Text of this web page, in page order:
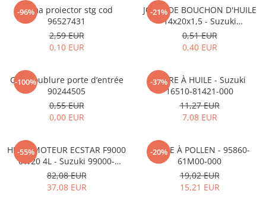
MOVANO
TIGRA-B 2004-2009
VIVARO
ZAFIRA
Mazda CX-80 KL
SX4 S-CROSS Hybrid 48V 2020-
prezent
S-CROSS HYBRID 48V 2022-prezent
VITARA Hybrid 48V 2020-prezent
VITARA Strong Hybrid 140V 2022-
SPARK M300 2010-2018
-96%
Rama proiector stg cod
96527431
2,59 EUR
0,10 EUR
-21%
JOINT DE BOUCHON D'HUILE
14x20x1,5 - Suzuki
09168M14015-000
0,51 EUR
0,40 EUR
-100%
Clip doublure porte d’entrée
90244505
0,55 EUR
0,00 EUR
-37%
FILTRE À HUILE - Suzuki
16510-81421-000
11,27 EUR
7,08 EUR
-55%
HUILE MOTEUR ECSTAR F9000
0W20 4L - Suzuki 99000-
21E20-047
82,08 EUR
37,08 EUR
-20%
FILTRE À POLLEN - 95860-
61M00-000
19,02 EUR
15,21 EUR